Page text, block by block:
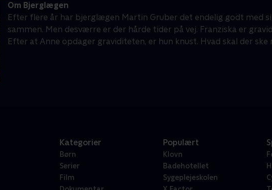
Om Bjerglægen
Efter flere år har bjerglægen Martin Gruber det endelig godt med
sammen. Men desværre er der hårde tider på vej. Franziska er
Efter at Anne opdager graviditeten, er hun knust. Hvad skal der ske
Kategorier
Børn
Serier
Film
Populært
Klovn
Badehotellet
Sygeplejeskolen